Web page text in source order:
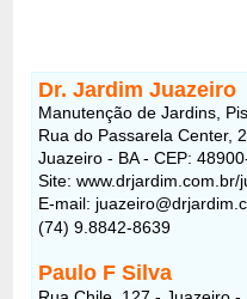
Dr. Jardim Juazeiro
Manutenção de Jardins,
Rua do Passarela Center,
Juazeiro - BA - CEP:
Site: www.drjardim.com.br/
E-mail:
(74) 9.8842-8639
Paulo F Silva